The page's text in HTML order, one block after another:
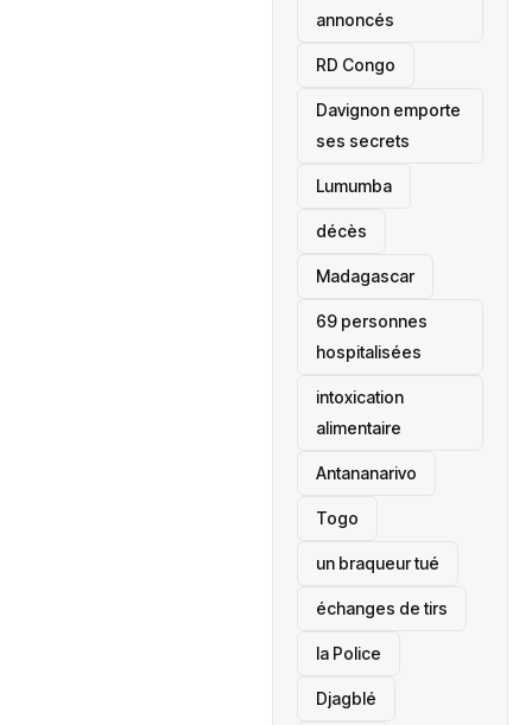
annoncés
‎RD Congo
Davignon emporte
ses secrets
Lumumba
décès
‎Madagascar
69 personnes
hospitalisées
intoxication
alimentaire
Antananarivo
‎Togo
un braqueur tué
échanges de tirs
la Police
Djagblé